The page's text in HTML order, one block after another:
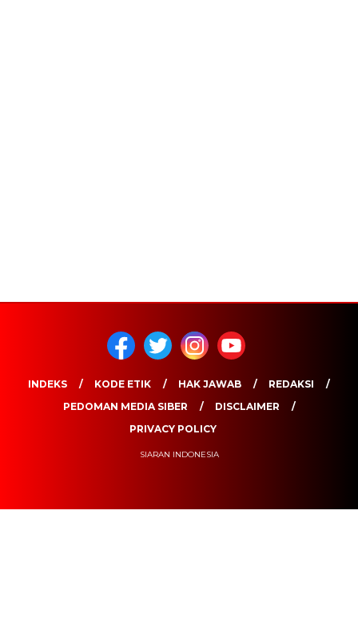
INDEKS KODE ETIK HAK JAWAB
REDAKSI
PEDOMAN MEDIA SIBER
DISCLAIMER
PRIVACY POLICY
SIARAN INDONESIA